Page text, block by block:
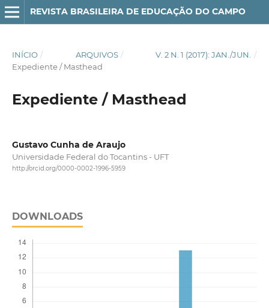
REVISTA BRASILEIRA DE EDUCAÇÃO DO CAMPO
INÍCIO / ARQUIVOS / V. 2 N. 1 (2017): JAN./JUN.
/
Expediente / Masthead
Expediente / Masthead
Gustavo Cunha de Araujo
Universidade Federal do Tocantins - UFT
http://orcid.org/0000-0002-1996-5959
DOWNLOADS